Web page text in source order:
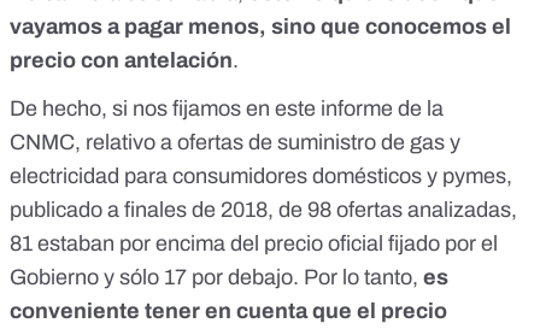
vayamos a pagar menos, sino que conocemos el
precio con antelación.
De hecho, si nos fijamos en este informe de la
CNMC, relativo a ofertas de suministro de gas y
electricidad para consumidores domésticos y pymes,
publicado a finales de 2018, de 98 ofertas analizadas,
81 estaban por encima del precio oficial fijado por el
Gobierno y sólo 17 por debajo. Por lo tanto, es
conveniente tener en cuenta que el precio